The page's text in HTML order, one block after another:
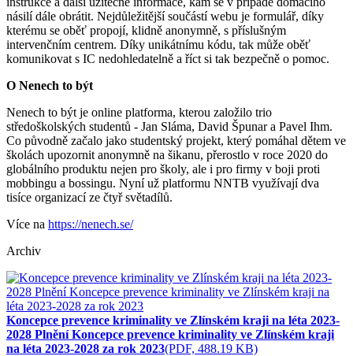
násilí dále obrátit. Nejdůležitější součástí webu je formulář, díky
kterému se oběť propojí, klidně anonymně, s příslušným
intervenčním centrem. Díky unikátnímu kódu, tak může oběť
komunikovat s IC nedohledatelně a říct si tak bezpečně o pomoc.
O Nenech to být
Nenech to být je online platforma, kterou založilo trio
středoškolských studentů - Jan Sláma, David Špunar a Pavel Ihm.
Co původně začalo jako studentský projekt, který pomáhal dětem ve
školách upozornit anonymně na šikanu, přerostlo v roce 2020 do
globálního produktu nejen pro školy, ale i pro firmy v boji proti
mobbingu a bossingu. Nyní už platformu NNTB využívají dva
tisíce organizací ze čtyř světadílů.
Více na https://nenech.se/
Archiv
Koncepce prevence kriminality ve Zlínském kraji na léta 2023-
2028 Plnění Koncepce prevence kriminality ve Zlínském kraji
na léta 2023-2028 za rok 2023(PDF, 488.19 KB)